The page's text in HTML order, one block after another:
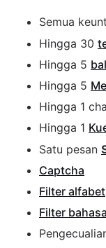
Semua
Hingga 30
Hingga 5
Hingga 5
Hingga 1
Hingga 1
Satu pesan
Captcha
Filter alfabet
Filter bahasa